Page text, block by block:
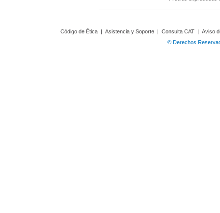
Código de Ética | Asistencia y Soporte | Consulta CAT | Aviso
© Derechos